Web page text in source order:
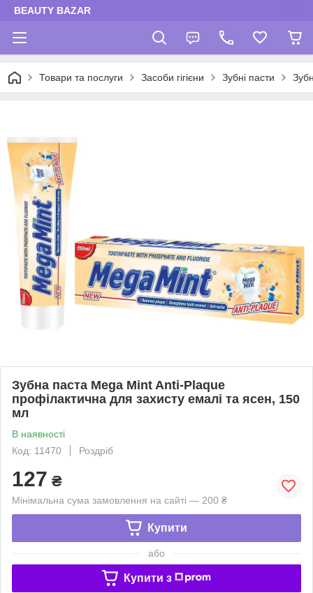
BEAUTY BAZAR
Товари та послуги Засоби гігієни Зубні пасти
Зубна паста Mega Мint Anti-Рlaque
профілактична для захисту емалі та ясен, 150
мл
В наявності
Код: 11470
Роздріб
127 ₴
Мінімальна сума замовлення на сайті — 200 ₴
Купити
або
Купити з